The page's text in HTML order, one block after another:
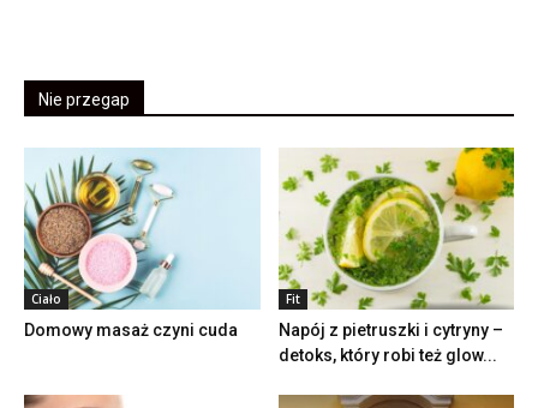
Nie przegap
Ciało
Domowy masaż czyni cuda
Fit
Napój z pietruszki i cytryny –
detoks, który robi też glow...